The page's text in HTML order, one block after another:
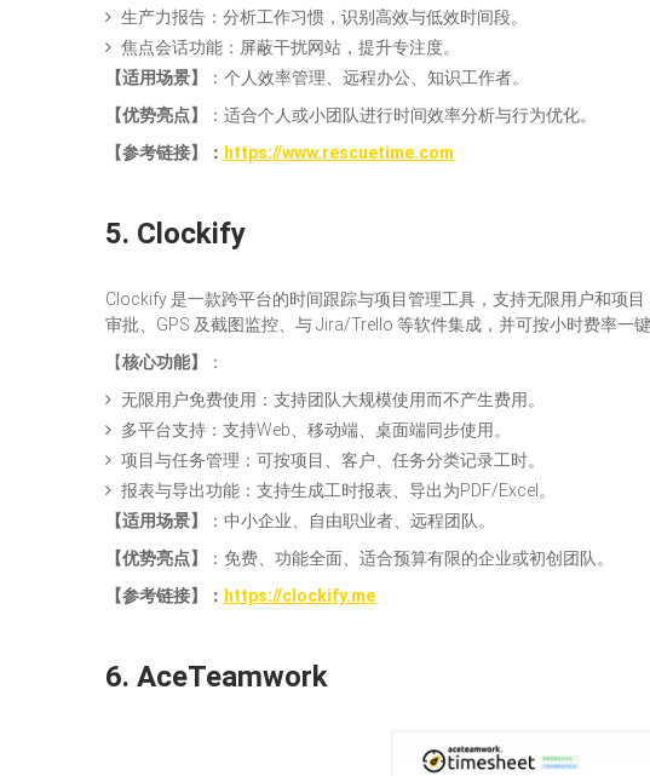
生产力报告：分析工作习惯，识别高效与低效时间段。
焦点会话功能：屏蔽干扰网站，提升专注度。
【适用场景】
：个人效率管理、远程办公、知识工作者。
【优势亮点】
：适合个人或小团队进行时间效率分析与行为优化。
【参考链接】 ： https://www.rescuetime.com
5. Clockify
Clockify 是一款跨平台的时间跟踪与项目管理工具，支持无限用户和项
审批、GPS 及截图监控、与 Jira/Trello 等软件集成，并可按小时费率一
【核心功能】
：
无限用户免费使用：支持团队大规模使用而不产生费用。
多平台支持：支持Web、移动端、桌面端同步使用。
项目与任务管理：可按项目、客户、任务分类记录工时。
报表与导出功能：支持生成工时报表、导出为PDF/Excel。
【适用场景】
：中小企业、自由职业者、远程团队。
【优势亮点】
：免费、功能全面、适合预算有限的企业或初创团队。
【参考链接】
： https://clockify.me
6. AceTeamwork